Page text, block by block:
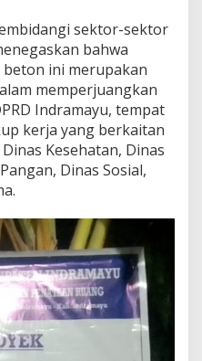
a
l
a
n
D
e
s
a
K
e
t
a
n
e
g
a
sektor-sektor
bahwa
ini merupakan
memperjuangkan
Indramayu, tempat
kerja yang berkaitan
Kesehatan, Dinas
Dinas Sosial,